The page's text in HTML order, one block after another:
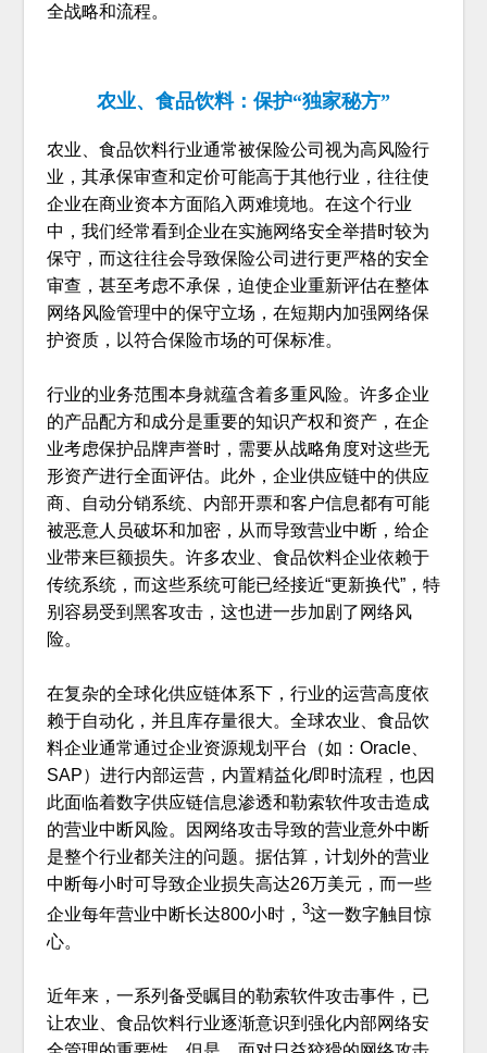
全战略和流程。
农业、食品饮料：保护“独家秘方”
农业、食品饮料行业通常被保险公司视为高风险行
业，其承保审查和定价可能高于其他行业，往往使
企业在商业资本方面陷入两难境地。在这个行业
中，我们经常看到企业在实施网络安全举措时较为
保守，而这往往会导致保险公司进行更严格的安全
审查，甚至考虑不承保，迫使企业重新评估在整体
网络风险管理中的保守立场，在短期内加强网络保
护资质，以符合保险市场的可保标准。
行业的业务范围本身就蕴含着多重风险。许多企业
的产品配方和成分是重要的知识产权和资产，在企
业考虑保护品牌声誉时，需要从战略角度对这些无
形资产进行全面评估。此外，企业供应链中的供应
商、自动分销系统、内部开票和客户信息都有可能
被恶意人员破坏和加密，从而导致营业中断，给企
业带来巨额损失。许多农业、食品饮料企业依赖于
传统系统，而这些系统可能已经接近“更新换代”，特
别容易受到黑客攻击，这也进一步加剧了网络风
险。
在复杂的全球化供应链体系下，行业的运营高度依
赖于自动化，并且库存量很大。全球农业、食品饮
料企业通常通过企业资源规划平台（如：Oracle、
SAP）进行内部运营，内置精益化/即时流程，也因
此面临着数字供应链信息渗透和勒索软件攻击造成
的营业中断风险。因网络攻击导致的营业意外中断
是整个行业都关注的问题。据估算，计划外的营业
中断每小时可导致企业损失高达26万美元，而一些
企业每年营业中断长达800小时， 3这一数字触目惊
心。
近年来，一系列备受瞩目的勒索软件攻击事件，已
让农业、食品饮料行业逐渐意识到强化内部网络安